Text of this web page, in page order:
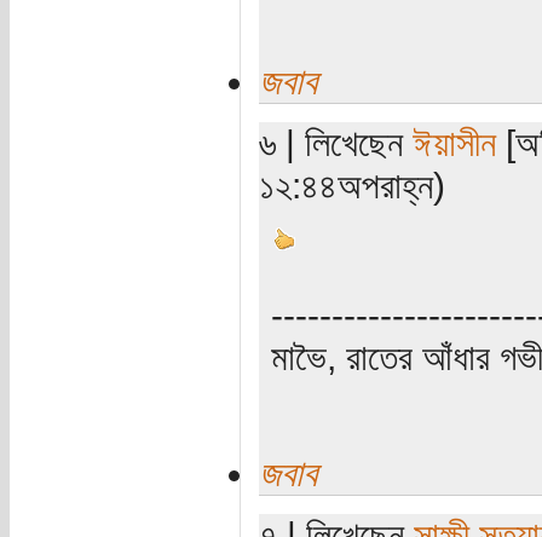
জবাব
৬ | লিখেছেন ঈয়াসীন
১২:৪৪অপরাহ্ন)
মাভৈ, রাতের আঁধার
জবাব